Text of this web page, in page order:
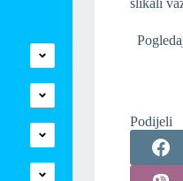
slikali
Podijeli